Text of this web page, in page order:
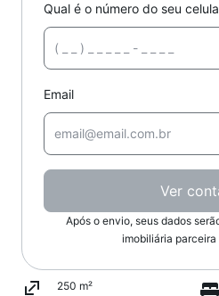
Qual é o número do seu
Email
Ver
Após o envio, seus dados
imobiliária
250 m²